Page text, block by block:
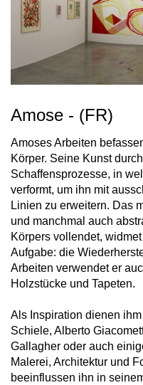
Amose - (FR)
Amoses Arbeiten
Körper. Seine Kunst
Schaffensprozesse, in
verformt, um ihn mit
Linien zu erweitern. Das
und manchmal auch
Körpers vollendet,
Aufgabe: die
Arbeiten verwendet er
Holzstücke und Tapeten.
Als Inspiration dienen
Schiele, Alberto
Gallagher oder auch
Malerei, Architektur und
beeinflussen ihn in